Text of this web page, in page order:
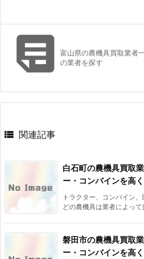
富山県の農機具買取業者
の業者を探す
 関連記事
白石町の農機具買取
ー・コンバインを高
トラクター、コンバイン
どの農機具は業者によっ
磐田市の農機具買取
ー・コンバインを高